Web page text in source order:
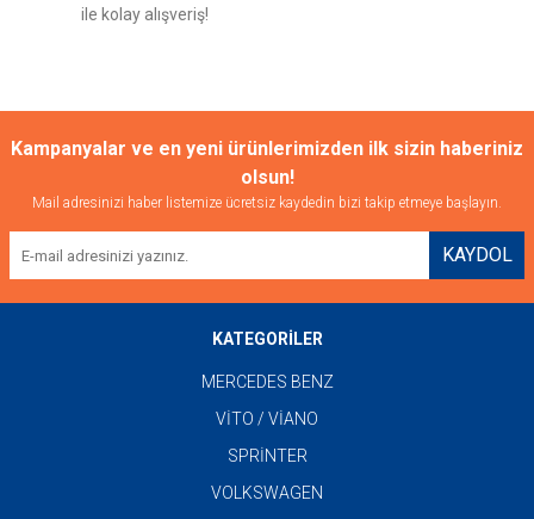
ile kolay alışveriş!
Kampanyalar ve en yeni ürünlerimizden ilk sizin haberiniz
olsun!
Mail adresinizi haber listemize ücretsiz kaydedin bizi takip etmeye başlayın.
KAYDOL
KATEGORİLER
MERCEDES BENZ
VİTO / VİANO
SPRİNTER
VOLKSWAGEN